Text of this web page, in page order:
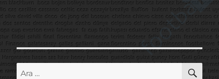
Ara: